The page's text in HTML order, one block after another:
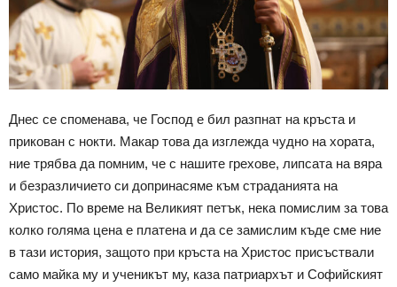
Днес се споменава, че Господ е бил разпнат на кръста и
прикован с нокти. Макар това да изглежда чудно на хората,
ние трябва да помним, че с нашите грехове, липсата на вяра
и безразличието си допринасяме към страданията на
Христос. По време на Великият петък, нека помислим за това
колко голяма цена е платена и да се замислим къде сме ние
в тази история, защото при кръста на Христос присъствали
само майка му и ученикът му, каза патриархът и Софийският